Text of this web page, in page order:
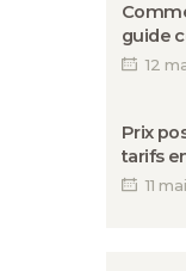
guide
12
Prix
tarifs
11